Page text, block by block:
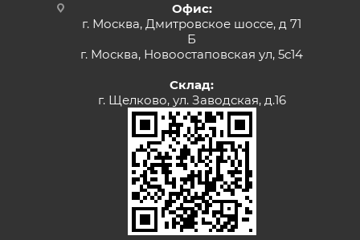
Офис:
г. Москва, Дмитровское шоссе, д 71
Б
г. Москва, Новоостаповская ул, 5с14
Склад:
г. Щелково, ул. Заводская, д.16